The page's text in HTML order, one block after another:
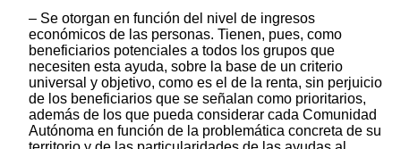
– Se otorgan en función del nivel de ingresos
económicos de las personas. Tienen, pues, como
beneficiarios potenciales a todos los grupos que
necesiten esta ayuda, sobre la base de un criterio
universal y objetivo, como es el de la renta, sin perjuicio
de los beneficiarios que se señalan como prioritarios,
además de los que pueda considerar cada Comunidad
Autónoma en función de la problemática concreta de su